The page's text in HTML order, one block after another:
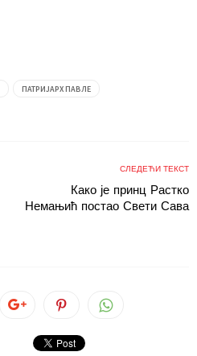
ПАТРИЈАРХ ПАВЛЕ
СЛЕДЕЋИ ТЕКСТ
Како је принц Растко
Немањић постао Свети Сава